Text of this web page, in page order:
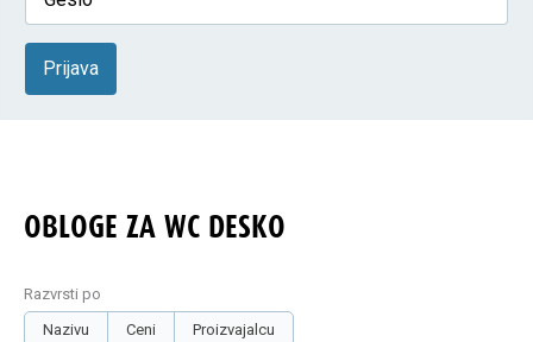
Prijava
OBLOGE ZA WC DESKO
Razvrsti po
Nazivu
Ceni Proizvajalcu